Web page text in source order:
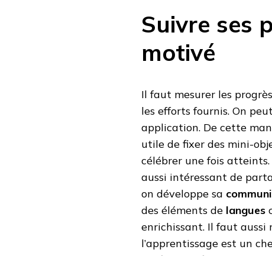
Suivre ses
motivé
Il faut mesurer les
les efforts fournis. On
application. De cette
utile de fixer des mini-
célébrer une fois
aussi intéressant de
on développe sa
des éléments de langues
enrichissant. Il faut aussi
l’apprentissage est un